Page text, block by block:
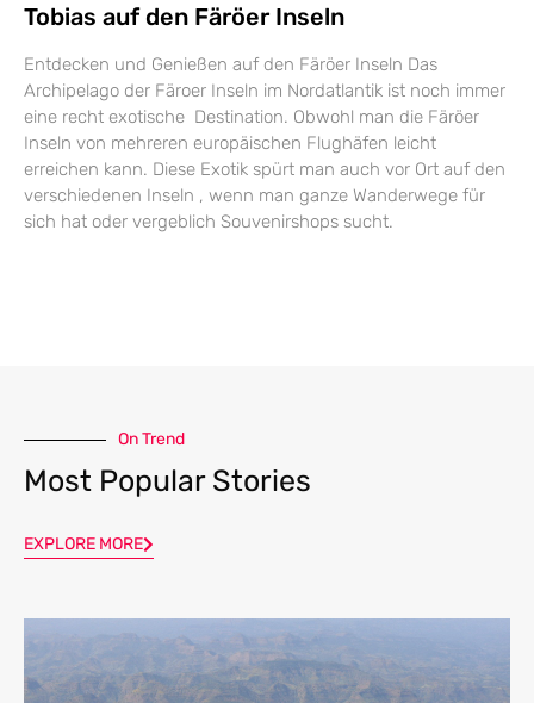
Tobias auf den Färöer Inseln
Entdecken und Genießen auf den Färöer Inseln Das
Archipelago der Färoer Inseln im Nordatlantik ist noch immer
eine recht exotische Destination. Obwohl man die Färöer
Inseln von mehreren europäischen Flughäfen leicht
erreichen kann. Diese Exotik spürt man auch vor Ort auf den
verschiedenen Inseln , wenn man ganze Wanderwege für
sich hat oder vergeblich Souvenirshops sucht.
On Trend
Most Popular Stories
EXPLORE MORE